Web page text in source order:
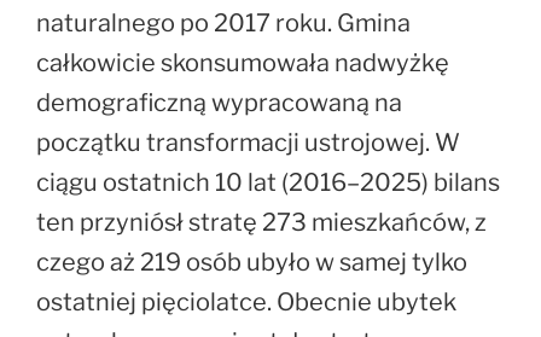
naturalnego po 2017 roku. Gmina
całkowicie skonsumowała nadwyżkę
demograficzną wypracowaną na
początku transformacji ustrojowej. W
ciągu ostatnich 10 lat (2016–2025) bilans
ten przyniósł stratę 273 mieszkańców, z
czego aż 219 osób ubyło w samej tylko
ostatniej pięciolatce. Obecnie ubytek